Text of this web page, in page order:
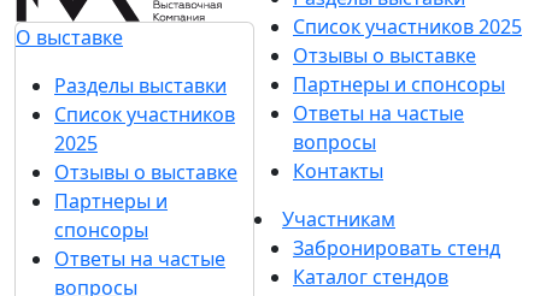
О выставке
Разделы выставки
Список участников
2025
Отзывы о выставке
Партнеры и
спонсоры
Ответы на частые
вопросы
Список участников 2025
Отзывы о выставке
Партнеры и спонсоры
Ответы на частые
вопросы
Контакты
Участникам
Забронировать стенд
Каталог стендов